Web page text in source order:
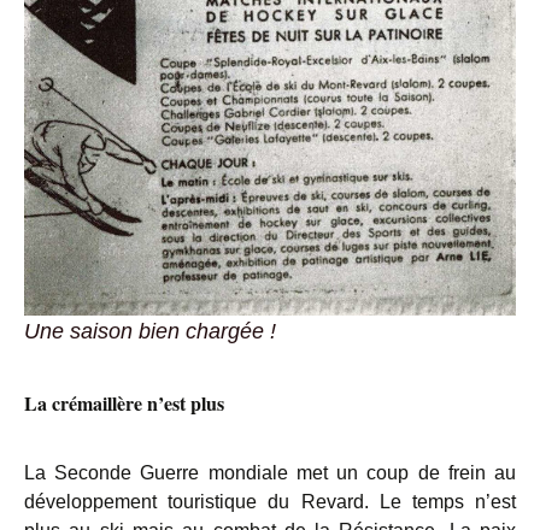
Une saison bien chargée !
La crémaillère n’est plus
La Seconde Guerre mondiale met un coup de frein au
développement touristique du Revard. Le temps n’est